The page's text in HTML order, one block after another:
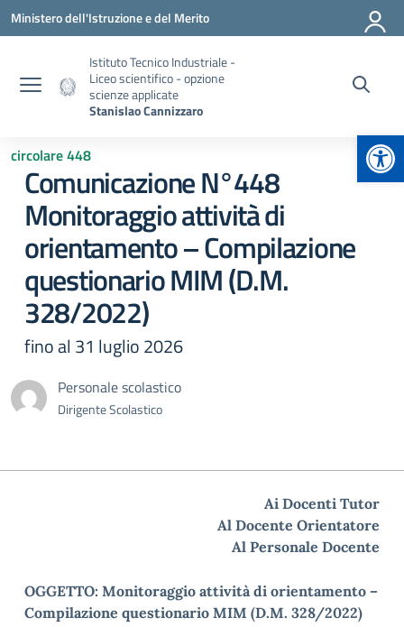
Vai ai contenuti
Vai al menu di navigazione
Vai al footer
Ministero dell'Istruzione e del Merito
Istituto Tecnico Industriale -
Liceo scientifico - opzione
scienze applicate
Stanislao Cannizzaro
circolare 448
Comunicazione N°448
Monitoraggio attività di
orientamento – Compilazione
questionario MIM (D.M.
328/2022)
fino al 31 luglio 2026
Personale scolastico
Dirigente Scolastico
Ai Docenti Tutor
Al Docente Orientatore
Al Personale Docente
OGGETTO: Monitoraggio attività di orientamento –
Compilazione questionario MIM (D.M. 328/2022)